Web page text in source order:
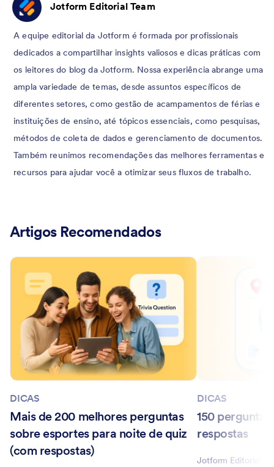
Jotform Editorial Team
A equipe editorial da Jotform é formada por profissionais
dedicados a compartilhar insights valiosos e dicas práticas com
os leitores do blog da Jotform. Nossa experiência abrange uma
ampla variedade de temas, desde assuntos específicos de
diferentes setores, como gestão de acampamentos de férias e
instituições de ensino, até tópicos essenciais, como pesquisas,
métodos de coleta de dados e gerenciamento de documentos.
Também reunimos recomendações das melhores ferramentas e
recursos para ajudar você a otimizar seus fluxos de trabalho.
Artigos Recomendados
DICAS
Mais de 200 melhores perguntas
sobre esportes para noite de quiz
(com respostas)
DICAS
150
respostas
Jotform Editorial